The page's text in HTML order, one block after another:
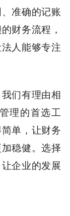
准确的记账
财务流程，
人能够专注
们有理由相
理的首选工
单，让财务
稳健。选择
企业的发展